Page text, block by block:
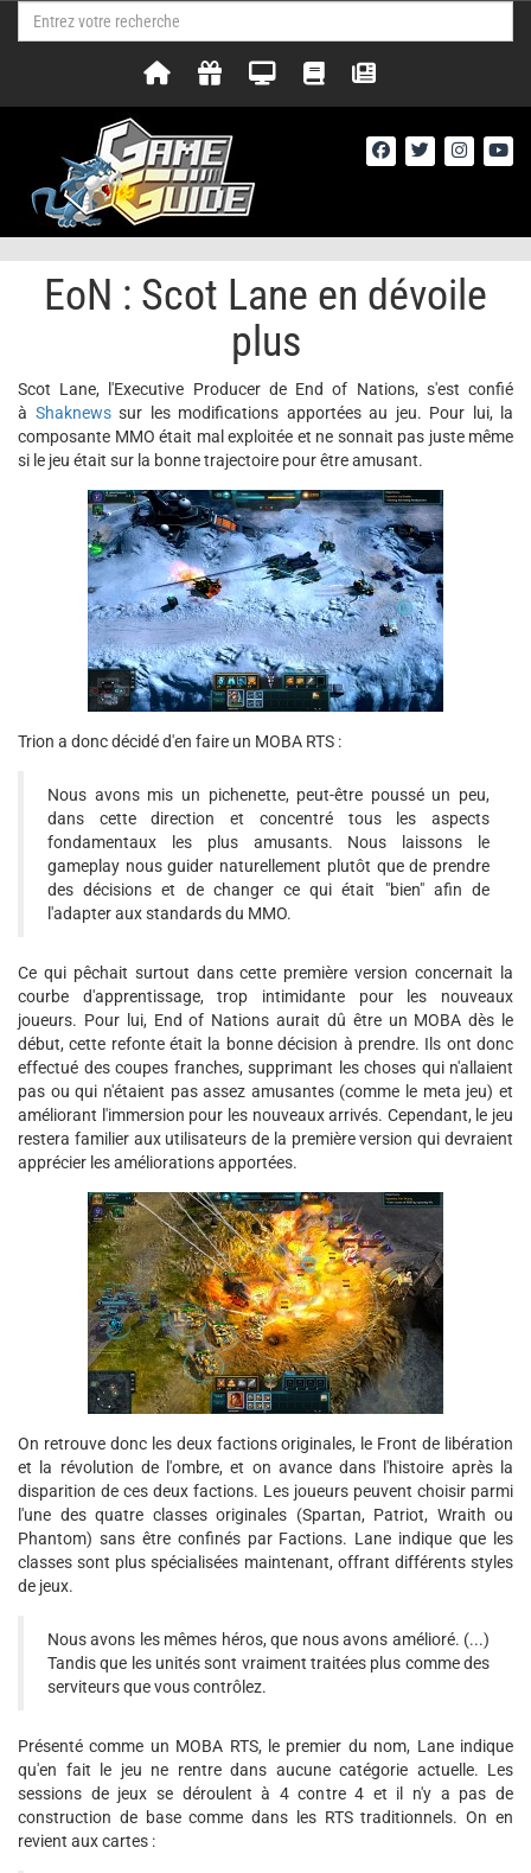
EoN : Scot Lane en dévoile
plus
Scot Lane, l'Executive Producer de End of Nations, s'est confié
à Shaknewssur les modifications apportées au jeu. Pour lui, la
composante MMO était mal exploitée et ne sonnait pas juste même
si le jeu était sur la bonne trajectoire pour être amusant.
Trion a donc décidé d'en faire un MOBA RTS :
Nous avons mis un pichenette, peut-être poussé un peu,
dans cette direction et concentré tous les aspects
fondamentaux les plus amusants. Nous laissons le
gameplay nous guider naturellement plutôt que de prendre
des décisions et de changer ce qui était "bien" afin de
l'adapter aux standards du MMO.
Ce qui pêchait surtout dans cette première version concernait la
courbe d'apprentissage, trop intimidante pour les nouveaux
joueurs. Pour lui, End of Nations aurait dû être un MOBA dès le
début, cette refonte était la bonne décision à prendre. Ils ont donc
effectué des coupes franches, supprimant les choses qui n'allaient
pas ou qui n'étaient pas assez amusantes (comme le meta jeu) et
améliorant l'immersion pour les nouveaux arrivés. Cependant, le jeu
restera familier aux utilisateurs de la première version qui devraient
apprécier les améliorations apportées.
On retrouve donc les deux factions originales, le Front de libération
et la révolution de l'ombre, et on avance dans l'histoire après la
disparition de ces deux factions. Les joueurs peuvent choisir parmi
l'une des quatre classes originales (Spartan, Patriot, Wraith ou
Phantom) sans être confinés par Factions. Lane indique que les
classes sont plus spécialisées maintenant, offrant différents styles
de jeux.
Nous avons les mêmes héros, que nous avons amélioré. (...)
Tandis que les unités sont vraiment traitées plus comme des
serviteurs que vous contrôlez.
Présenté comme un MOBA RTS, le premier du nom, Lane indique
qu'en fait le jeu ne rentre dans aucune catégorie actuelle. Les
sessions de jeux se déroulent à 4 contre 4 et il n'y a pas de
construction de base comme dans les RTS traditionnels. On en
revient aux cartes :